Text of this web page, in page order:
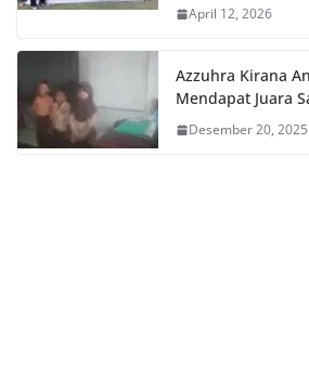
April 12, 2026
Azzuhra Kirana
Mendapat Juara
Desember 20, 2025